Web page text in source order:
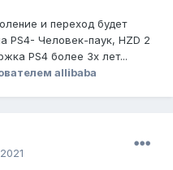
и переход будет
PS4- Человек-паук, HZD 2
PS4 более 3х лет...
allibaba